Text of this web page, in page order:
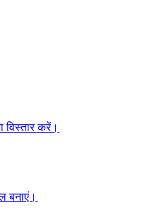
विस्तार करें।​​
बनाएं।​​